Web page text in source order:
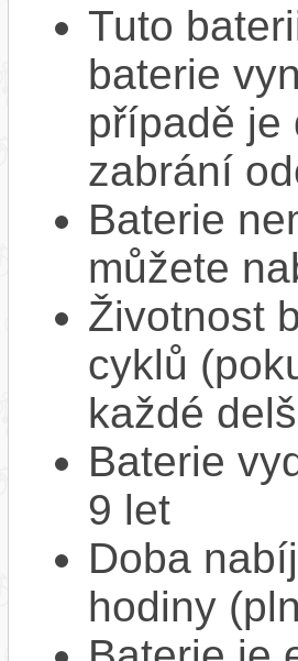
Tuto
baterie
případě je
zabrání
Baterie
můžete
Životnost
cyklů
každé
Baterie
9 let
Doba
hodiny